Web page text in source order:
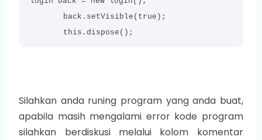
back.setVisible(true);
this.dispose();
Silahkan anda runing program yang anda buat,
apabila masih mengalami error kode program
silahkan berdiskusi melalui kolom komentar